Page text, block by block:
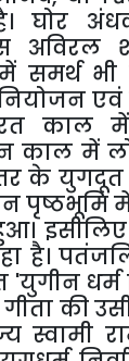
है। घोर
अविरल
भी
काल
काल में
के
पृष्ठभूमि
इसीलिए
है।
'युगीन धर्म
गीता की
स्वामी